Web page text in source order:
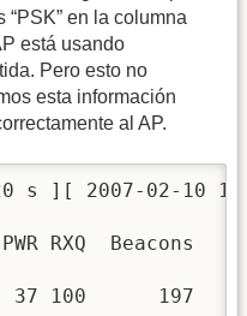
en la columna
está usando
Pero esto no
esta información
al AP.
s ][ 2007-02-10
RXQ  Beacons
37 100